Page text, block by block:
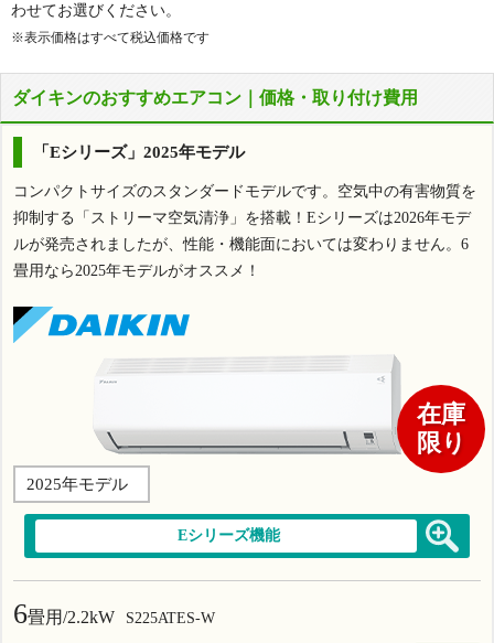
わせてお選びください。
※表示価格はすべて税込価格です
ダイキンのおすすめエアコン｜価格・取り付け費用
「Eシリーズ」2025年モデル
コンパクトサイズのスタンダードモデルです。空気中の有害物質を
抑制する「ストリーマ空気清浄」を搭載！Eシリーズは2026年モデ
ルが発売されましたが、性能・機能面においては変わりません。6
畳用なら2025年モデルがオススメ！
在庫
限り
2025年モデル
Eシリーズ機能
6畳用/2.2kW S225ATES-W